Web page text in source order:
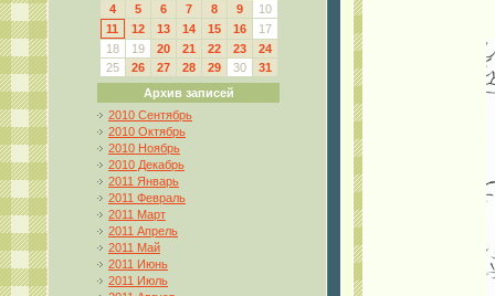
4
5 6 7 8 9
10
11
12 13 14 15 16
17
18
19 20 21 22 23
24
25
26 27 28 29 30
31
Архив записей
2010 Сентябрь
2010 Октябрь
2010 Ноябрь
2010 Декабрь
2011 Январь
2011 Февраль
2011 Март
2011 Апрель
2011 Май
2011 Июнь
2011 Июль